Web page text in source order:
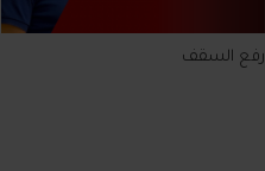
رفع السقف